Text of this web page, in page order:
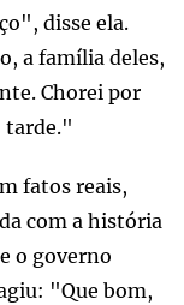
disse ela.
a família deles,
Chorei por
tarde."
fatos reais,
com a história
o governo
"Que bom,